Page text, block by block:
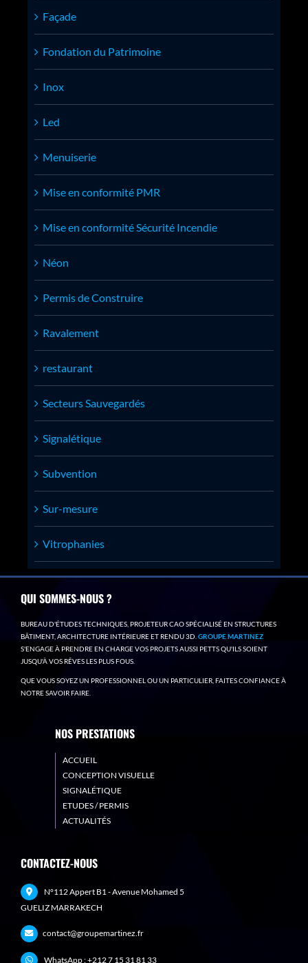
Façade
Fondation du Patrimoine
Inox
Led
Menuiserie
Mise en conformité PMR
Mise en conformité Sécurité Incendie
Néon
Permis de Construire
Ravalement
restaurant
Secteurs Sauvegardés
Signalétique
Subvention
Sur-mesure
Vitrophanies
QUI SOMMES-NOUS ?
BUREAU D'ÉTUDES TECHNIQUES, PROJETEUR CAO SPÉCIALISÉ EN STRUCTURES
BÂTIMENT, ARCHITECTURE INTÉRIEURE ET RENDU 3D. GROUPE MARTINEZ
S'ENGAGE À PRENDRE EN CHARGE VOS PROJETS AUSSI PETTS QU'ILS SOIENT
JUSQU'À VOS RÊVES LES PLUS FOUS.
QUE VOUS SOYEZ UN PROFESSIONNEL OU UN PARTICULIER, FAITES CONFIANCE À
NOTRE SAVOIR FAIRE.
NOS PRESTATIONS
ACCUEIL
CONCEPTION VISUELLE
SIGNALÉTIQUE
ETUDES / PERMIS
ACTUALITÉS
CONTACTEZ-NOUS
N°112 Appert B1 - Avenue Mohamed 5
GUELIZ MARRAKECH
contact@groupemartinez.fr
WhatsApp :+212 7 15 31 81 33